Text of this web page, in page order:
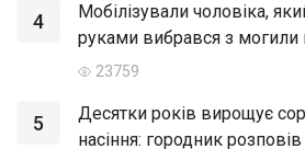
4
Мобілізували чоловіка,
руками вибрався з могили
23759
5
Десятки років вирощує
насіння: городник